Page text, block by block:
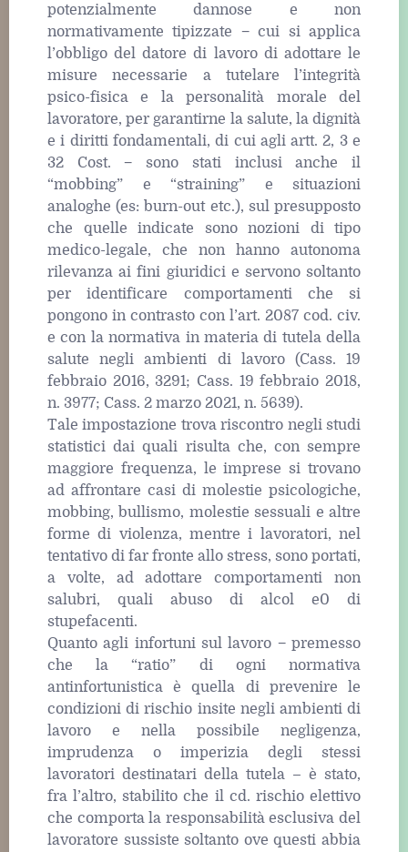
potenzialmente dannose e non
normativamente tipizzate − cui si applica
l’obbligo del datore di lavoro di adottare le
misure necessarie a tutelare l’integrità
psico-fisica e la personalità morale del
lavoratore, per garantirne la salute, la dignità
e i diritti fondamentali, di cui agli artt. 2, 3 e
32 Cost. − sono stati inclusi anche il
“mobbing” e “straining” e situazioni
analoghe (es: burn-out etc.), sul presupposto
che quelle indicate sono nozioni di tipo
medico-legale, che non hanno autonoma
rilevanza ai fini giuridici e servono soltanto
per identificare comportamenti che si
pongono in contrasto con l’art. 2087 cod. civ.
e con la normativa in materia di tutela della
salute negli ambienti di lavoro (Cass. 19
febbraio 2016, 3291; Cass. 19 febbraio 2018,
n. 3977; Cass. 2 marzo 2021, n. 5639).
Tale impostazione trova riscontro negli studi
statistici dai quali risulta che, con sempre
maggiore frequenza, le imprese si trovano
ad affrontare casi di molestie psicologiche,
mobbing, bullismo, molestie sessuali e altre
forme di violenza, mentre i lavoratori, nel
tentativo di far fronte allo stress, sono portati,
a volte, ad adottare comportamenti non
salubri, quali abuso di alcol e0 di
stupefacenti.
Quanto agli infortuni sul lavoro − premesso
che la “ratio” di ogni normativa
antinfortunistica è quella di prevenire le
condizioni di rischio insite negli ambienti di
lavoro e nella possibile negligenza,
imprudenza o imperizia degli stessi
lavoratori destinatari della tutela – è stato,
fra l’altro, stabilito che il cd. rischio elettivo
che comporta la responsabilità esclusiva del
lavoratore sussiste soltanto ove questi abbia